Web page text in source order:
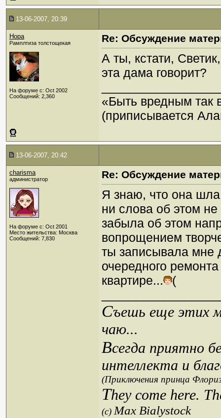
13-06-2007, 20:39
Нора
Рамплтиза толстощекая
На форуме с: Oct 2002
Сообщений: 2,360
Re: Обсуждение
А ты, кстати,
эта дама говорит?
«Быть вредным так
(приписывается
13-06-2007, 20:42
charisma
администратор
На форуме с: Oct 2001
Место жительства: Москва
Сообщений: 7,830
Re: Обсуждение
Я знаю, что она шла
ни слова об этом
забыла об этом
вопрощением
ты записывала мне
очередного
квартире...
(
Съешь еще этих
чаю...
Всегда приятно
интеллекта и
(Приключения принца
They come here.
(c)Max Bialystock